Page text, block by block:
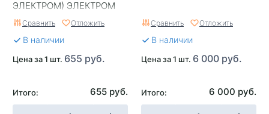
ЭЛЕКТРОМ) ЭЛЕКТРОМ
г.Чебоксары
Сравнить Отложить
В наличии
Цена за 1 шт. 655 руб.
Итого: 655 руб.
Сравнить Отложить
В наличии
Цена за 1 шт. 6 000 руб.
Итого: 6 000 руб.